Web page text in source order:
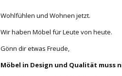
Wohlfühlen und Wohnen jetzt.
Wir haben Möbel für Leute von heute.
Gönn dir etwas Freude,
Möbel in Design und Qualität muss